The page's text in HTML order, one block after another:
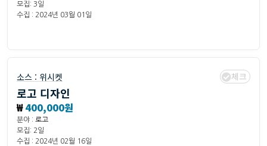
모집: 3일
수집 : 2024년 03월 01일
소스 : 위시켓 체크
로고 디자인
₩400,000원
분야 : 로고
모집: 2일
수집 : 2024년 02월 16일